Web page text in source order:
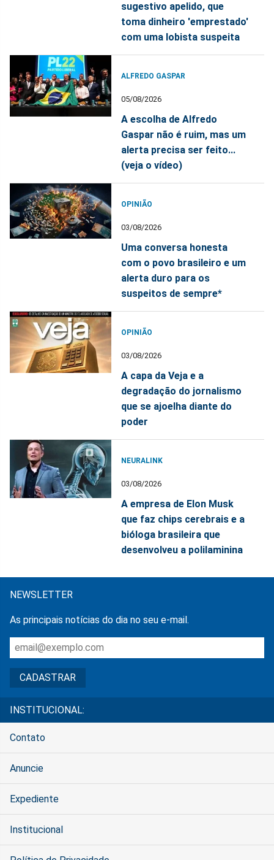
sugestivo apelido, que
toma dinheiro 'emprestado'
com uma lobista suspeita
ALFREDO GASPAR
05/08/2026
A escolha de Alfredo
Gaspar não é ruim, mas um
alerta precisa ser feito...
(veja o vídeo)
OPINIÃO
03/08/2026
Uma conversa honesta
com o povo brasileiro e um
alerta duro para os
suspeitos de sempre*
OPINIÃO
03/08/2026
A capa da Veja e a
degradação do jornalismo
que se ajoelha diante do
poder
NEURALINK
03/08/2026
A empresa de Elon Musk
que faz chips cerebrais e a
bióloga brasileira que
desenvolveu a polilaminina
NEWSLETTER
As principais notícias do dia no seu e-mail.
INSTITUCIONAL:
Contato
Anuncie
Expediente
Institucional